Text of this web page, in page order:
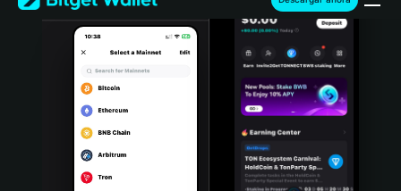
Italiano
Português (Portugal)
Bahasa Indonesia